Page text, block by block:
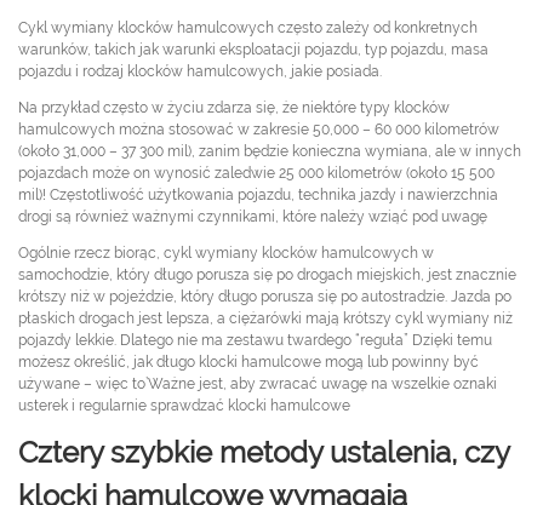
Cykl wymiany klocków hamulcowych często zależy od konkretnych
warunków, takich jak warunki eksploatacji pojazdu, typ pojazdu, masa
pojazdu i rodzaj klocków hamulcowych, jakie posiada.
Na przykład często w życiu zdarza się, że niektóre typy klocków
hamulcowych można stosować w zakresie 50,000 – 60 000 kilometrów
(około 31,000 – 37 300 mil), zanim będzie konieczna wymiana, ale w innych
pojazdach może on wynosić zaledwie 25 000 kilometrów (około 15 500
mil)! Częstotliwość użytkowania pojazdu, technika jazdy i nawierzchnia
drogi są również ważnymi czynnikami, które należy wziąć pod uwagę
Ogólnie rzecz biorąc, cykl wymiany klocków hamulcowych w
samochodzie, który długo porusza się po drogach miejskich, jest znacznie
krótszy niż w pojeździe, który długo porusza się po autostradzie. Jazda po
płaskich drogach jest lepsza, a ciężarówki mają krótszy cykl wymiany niż
pojazdy lekkie. Dlatego nie ma zestawu twardego “reguła” Dzięki temu
możesz określić, jak długo klocki hamulcowe mogą lub powinny być
używane – więc to’Ważne jest, aby zwracać uwagę na wszelkie oznaki
usterek i regularnie sprawdzać klocki hamulcowe
Cztery szybkie metody ustalenia, czy
klocki hamulcowe wymagają